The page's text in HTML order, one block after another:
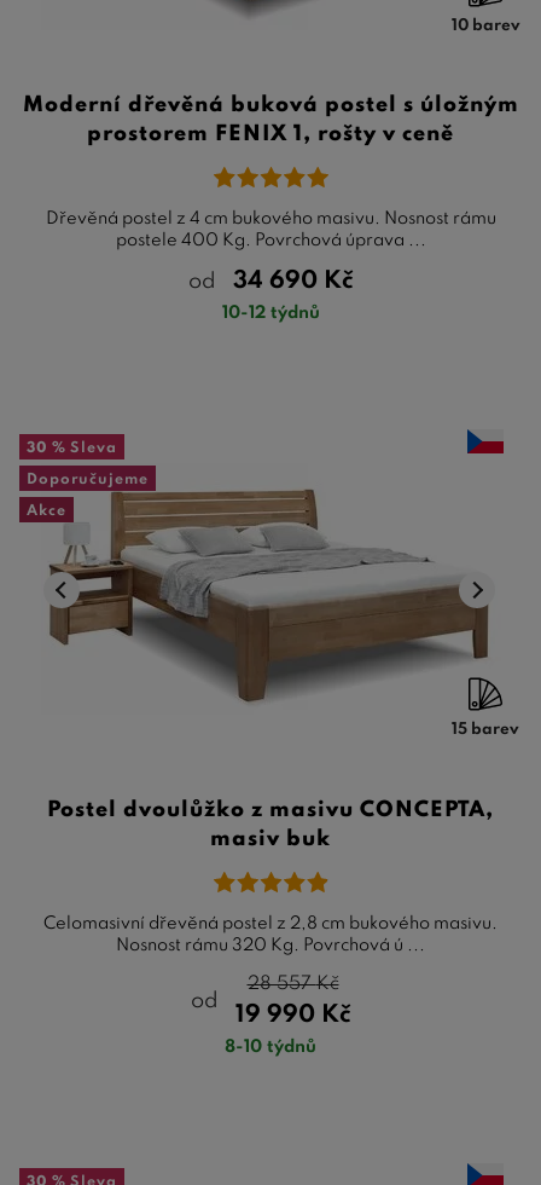
10 barev
Moderní dřevěná buková postel s úložným
prostorem FENIX 1, rošty v ceně
Dřevěná postel z 4 cm bukového masivu. Nosnost rámu
postele 400 Kg. Povrchová úprava ...
od 34 690 Kč
10-12 týdnů
30 % Sleva
Doporučujeme
Akce
15 barev
Postel dvoulůžko z masivu CONCEPTA,
masiv buk
Celomasivní dřevěná postel z 2,8 cm bukového masivu.
Nosnost rámu 320 Kg. Povrchová ú ...
od
19 990 Kč
28 557Kč
8-10 týdnů